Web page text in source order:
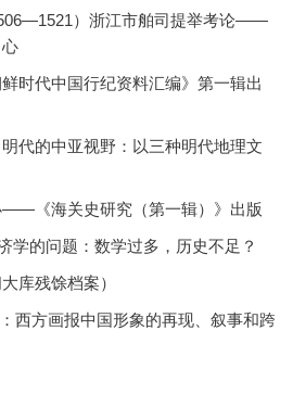
）浙江市舶司提举考论——
时代中国行纪资料汇编》第一辑出
代的中亚视野：以三种明代地理文
——《海关史研究（第一辑）》出版
学的问题：数学过多，历史不足？
库残馀档案）
西方画报中国形象的再现、叙事和跨